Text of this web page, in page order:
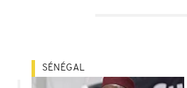
SÉNÉGAL